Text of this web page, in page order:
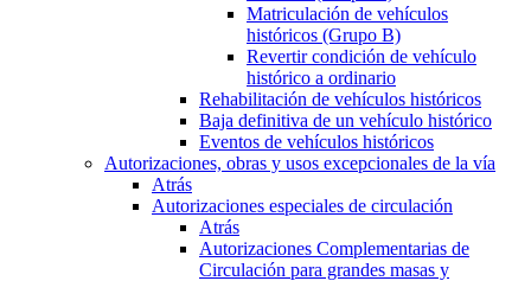
Matriculación de vehículos
históricos (Grupo B)
Revertir condición de vehículo
histórico a ordinario
Rehabilitación de vehículos históricos
Baja definitiva de un vehículo histórico
Eventos de vehículos históricos
Autorizaciones, obras y usos excepcionales de la vía
Atrás
Autorizaciones especiales de circulación
Atrás
Autorizaciones Complementarias de
Circulación para grandes masas y